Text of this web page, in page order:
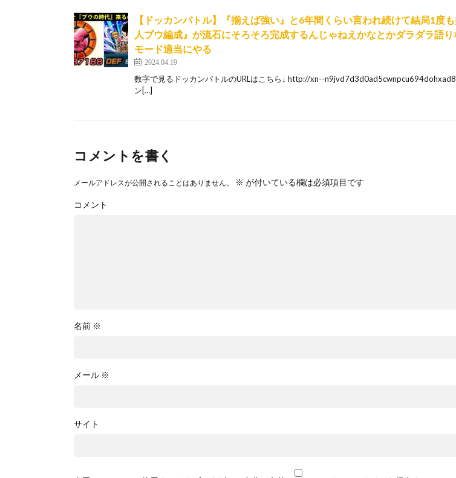
【ドッカンバトル】『揃えば強い』と6年間くらい言われ続けて結局1度
人ブウ編成』が流石にそろそろ完成するんじゃねえかなとかダラダラ語り
モード適当にやる
2024.04.19
数字で見るドッカンバトルのURLはこちら↓ http://xn--
ン[…]
コメントを書く
メールアドレスが公開されることはありません。 ※ が付いている欄は必須項目です
コメント
名前 ※
メール ※
サイト